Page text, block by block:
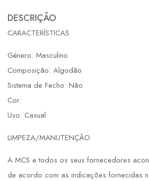
DESCRIÇÃO
CARACTERÍSTICAS
Género: Masculino
Composição: Algodão
Sistema de Fecho: Não
Cor:
Uso: Casual
LIMPEZA/MANUTENÇÃO
A MCS e todos os seus fornecedores
de acordo com as indicações fornecidas